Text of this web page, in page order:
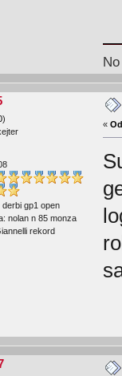
)
derbi gp1 open
nolan n 85 monza
rekord
«